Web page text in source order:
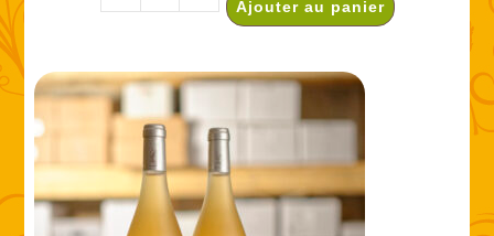
Ajouter au panier